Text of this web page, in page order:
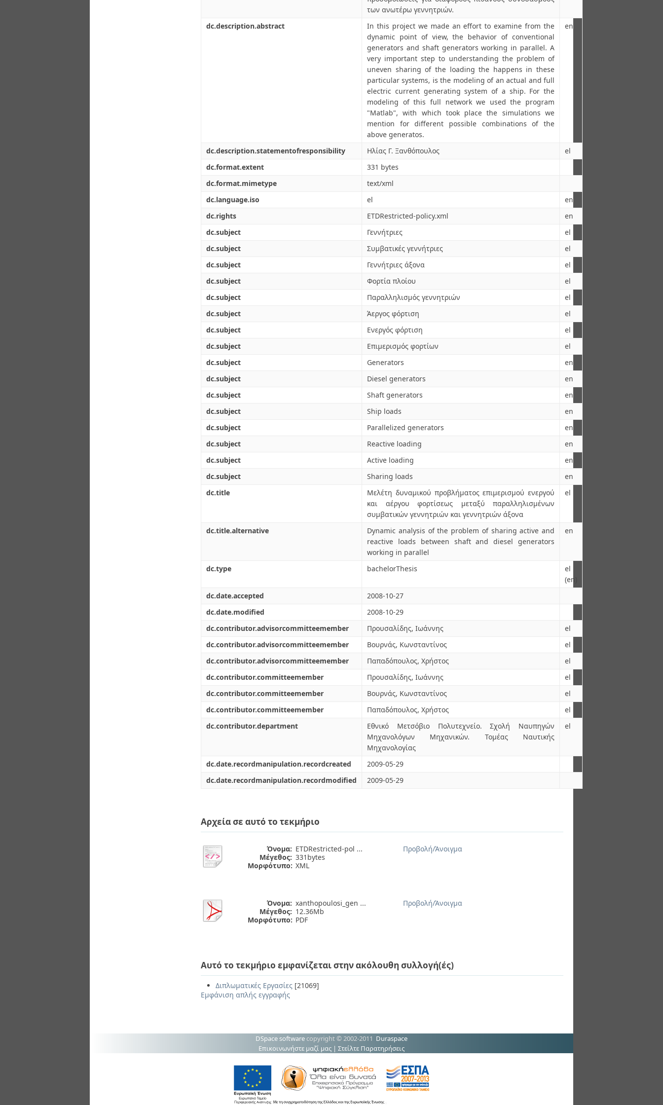
των ανωτέρω γεννητριών.
dc.description.abstract
In this project we made an effort to examine from the
dynamic point of view, the behavior of conventional
generators and shaft generators working in parallel. A
very important step to understanding the problem of
uneven sharing of the loading the happens in these
particular systems, is the modeling of an actual and full
electric current generating system of a ship. For the
modeling of this full network we used the program
"Matlab", with which took place the simulations we
mention for different possible combinations of the
above generatos.
en
dc.description.statementofresponsibility Ηλίας Γ. Ξανθόπουλος
el
dc.format.extent
331 bytes
dc.format.mimetype
text/xml
dc.language.iso
el
en
dc.rights
ETDRestricted-policy.xml
en
dc.subject
Γεννήτριες
el
dc.subject
Συμβατικές γεννήτριες
el
dc.subject
Γεννήτριες άξονα
el
dc.subject
Φορτία πλοίου
el
dc.subject
Παραλληλισμός γεννητριών
el
dc.subject
Άεργος φόρτιση
el
dc.subject
Ενεργός φόρτιση
el
dc.subject
Επιμερισμός φορτίων
el
dc.subject
Generators
en
dc.subject
Diesel generators
en
dc.subject
Shaft generators
en
dc.subject
Ship loads
en
dc.subject
Parallelized generators
en
dc.subject
Reactive loading
en
dc.subject
Active loading
en
dc.subject
Sharing loads
en
dc.title
Μελέτη δυναμικού προβλήματος επιμερισμού ενεργού
και αέργου φορτίσεως μεταξύ παραλληλισμένων
συμβατικών γεννητριών και γεννητριών άξονα
el
dc.title.alternative
Dynamic analysis of the problem of sharing active and
reactive loads between shaft and diesel generators
working in parallel
en
dc.type bachelorThesis
el
(en)
dc.date.accepted
2008-10-27
dc.date.modified
2008-10-29
dc.contributor.advisorcommitteemember
Προυσαλίδης, Ιωάννης
el
dc.contributor.advisorcommitteemember
Βουρνάς, Κωνσταντίνος
el
dc.contributor.advisorcommitteemember
Παπαδόπουλος, Χρήστος
el
dc.contributor.committeemember
Προυσαλίδης, Ιωάννης
el
dc.contributor.committeemember
Βουρνάς, Κωνσταντίνος
el
dc.contributor.committeemember
Παπαδόπουλος, Χρήστος
el
dc.contributor.department
Εθνικό Μετσόβιο Πολυτεχνείο. Σχολή Ναυπηγών
Μηχανολόγων Μηχανικών. Τομέας Ναυτικής
Μηχανολογίας
el
dc.date.recordmanipulation.recordcreated
2009-05-29
dc.date.recordmanipulation.recordmodified
2009-05-29
Αρχεία σε αυτό το τεκμήριο
Όνομα: ETDRestricted-pol ...
Μέγεθος: 331bytes
Μορφότυπο: XML
Προβολή/Άνοιγμα
Όνομα: xanthopoulosi_gen ...
Μέγεθος: 12.36Mb
Μορφότυπο: PDF
Προβολή/Άνοιγμα
Αυτό το τεκμήριο εμφανίζεται στην ακόλουθη συλλογή(ές)
Διπλωματικές Εργασίες [21069]
Εμφάνιση απλής εγγραφής
DSpace software copyright © 2002-2011 Duraspace
Επικοινωνήστε μαζί μας | Στείλτε Παρατηρήσεις